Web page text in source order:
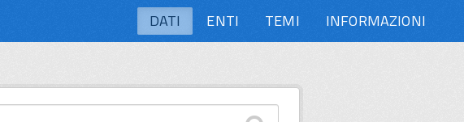
DATI ENTI TEMI INFORMAZIONI